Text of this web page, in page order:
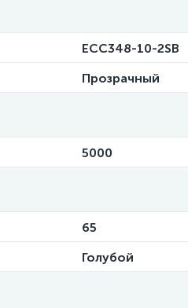
ECC348-10-2SB
Прозрачный
5000
65
Голубой